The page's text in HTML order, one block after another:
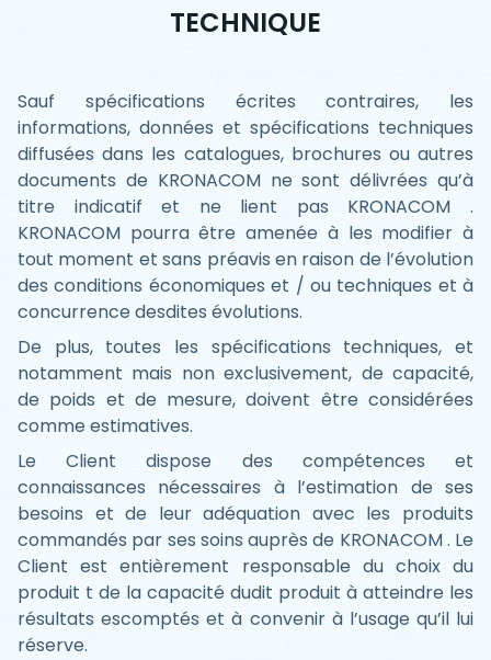
TECHNIQUE
Sauf spécifications écrites contraires, les
informations, données et spécifications techniques
diffusées dans les catalogues, brochures ou autres
documents de KRONACOM ne sont délivrées qu’à
titre indicatif et ne lient pas KRONACOM .
KRONACOM pourra être amenée à les modifier à
tout moment et sans préavis en raison de l’évolution
des conditions économiques et / ou techniques et à
concurrence desdites évolutions.
De plus, toutes les spécifications techniques, et
notamment mais non exclusivement, de capacité,
de poids et de mesure, doivent être considérées
comme estimatives.
Le Client dispose des compétences et
connaissances nécessaires à l’estimation de ses
besoins et de leur adéquation avec les produits
commandés par ses soins auprès de KRONACOM . Le
Client est entièrement responsable du choix du
produit t de la capacité dudit produit à atteindre les
résultats escomptés et à convenir à l’usage qu’il lui
réserve.